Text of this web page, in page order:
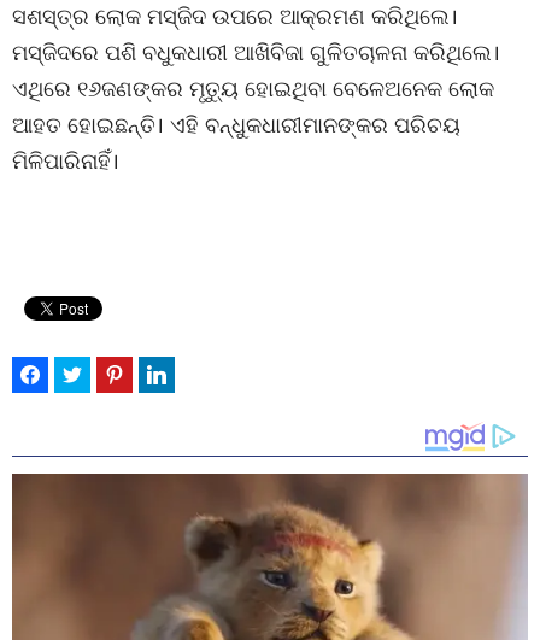
ସଶସ୍ତ୍ର ଲୋକ ମସ୍ଜିଦ ଉପରେ ଆକ୍ରମଣ କରିଥିଲେ।
ମସ୍ଜିଦରେ ପଶି ବଧୁକଧାରୀ ଆଖିବିଜା ଗୁଳିତଚାଳନା କରିଥିଲେ।
ଏଥିରେ ୧୬ଜଣଙ୍କର ମୃତ୍ୟୁ ହୋଇଥିବା ବେଳେଅନେକ ଲୋକ
ଆହତ ହୋଇଛନ୍ତି। ଏହି ବନ୍ଧୁକଧାରୀମାନଙ୍କର ପରିଚୟ
ମିଳିପାରିନାହିଁ।